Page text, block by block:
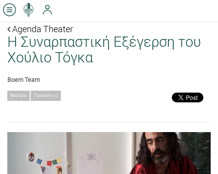
Agenda Theater
Η Συναρπαστική Εξέγερση του
Χούλιο Τόγκα
Boem Team
θέατρο Προσκήνιο
Next